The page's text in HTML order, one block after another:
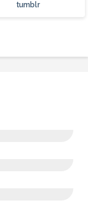
tumblr